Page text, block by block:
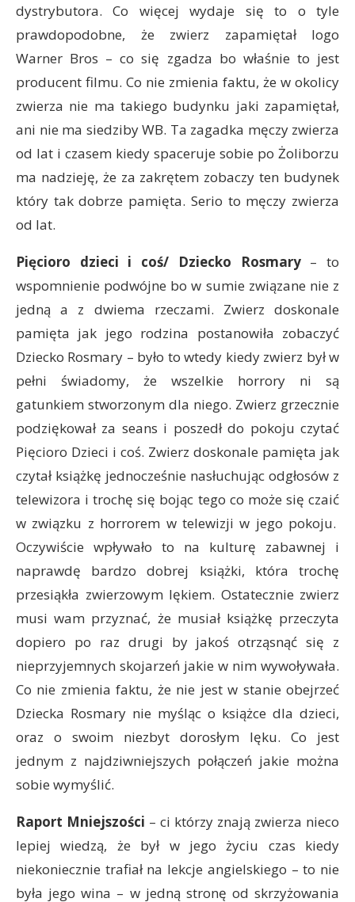
dystrybutora. Co więcej wydaje się to o tyle
prawdopodobne, że zwierz zapamiętał logo
Warner Bros – co się zgadza bo właśnie to jest
producent filmu. Co nie zmienia faktu, że w okolicy
zwierza nie ma takiego budynku jaki zapamiętał,
ani nie ma siedziby WB. Ta zagadka męczy zwierza
od lat i czasem kiedy spaceruje sobie po Żoliborzu
ma nadzieję, że za zakrętem zobaczy ten budynek
który tak dobrze pamięta. Serio to męczy zwierza
od lat.
Pięcioro dzieci i coś/ Dziecko Rosmary– to
wspomnienie podwójne bo w sumie związane nie z
jedną a z dwiema rzeczami. Zwierz doskonale
pamięta jak jego rodzina postanowiła zobaczyć
Dziecko Rosmary – było to wtedy kiedy zwierz był w
pełni świadomy, że wszelkie horrory ni są
gatunkiem stworzonym dla niego. Zwierz grzecznie
podziękował za seans i poszedł do pokoju czytać
Pięcioro Dzieci i coś. Zwierz doskonale pamięta jak
czytał książkę jednocześnie nasłuchując odgłosów z
telewizora i trochę się bojąc tego co może się czaić
w związku z horrorem w telewizji w jego pokoju.
Oczywiście wpływało to na kulturę zabawnej i
naprawdę bardzo dobrej książki, która trochę
przesiąkła zwierzowym lękiem. Ostatecznie zwierz
musi wam przyznać, że musiał książkę przeczyta
dopiero po raz drugi by jakoś otrząsnąć się z
nieprzyjemnych skojarzeń jakie w nim wywoływała.
Co nie zmienia faktu, że nie jest w stanie obejrzeć
Dziecka Rosmary nie myśląc o książce dla dzieci,
oraz o swoim niezbyt dorosłym lęku. Co jest
jednym z najdziwniejszych połączeń jakie można
sobie wymyślić.
Raport Mniejszości – ci którzy znają zwierza nieco
lepiej wiedzą, że był w jego życiu czas kiedy
niekoniecznie trafiał na lekcje angielskiego – to nie
była jego wina – w jedną stronę od skrzyżowania